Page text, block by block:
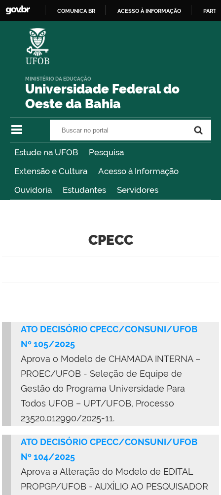
COMUNICA BR ACESSO À INFORMAÇÃO
Universidade Federal do
Oeste da Bahia
MINISTÉRIO DA EDUCAÇÃO
Estude na UFOB
Pesquisa
Extensão e Cultura
Acesso à Informação
Ouvidoria
Estudantes Servidores
CPECC
ATO DECISÓRIO CPECC/CONSUNI/UFOB
Nº 105/2025
Aprova o Modelo de CHAMADA INTERNA –
PROEC/UFOB - Seleção de Equipe de
Gestão do Programa Universidade Para
Todos UFOB – UPT/UFOB, Processo
23520.012990/2025-11.
ATO DECISÓRIO CPECC/CONSUNI/UFOB
Nº 104/2025
Aprova a Alteração do Modelo de EDITAL
PROPGP/UFOB - AUXÍLIO AO PESQUISADOR